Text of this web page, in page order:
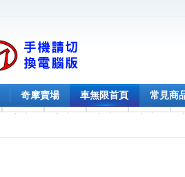
奇摩賣場 車無限首頁 常見商